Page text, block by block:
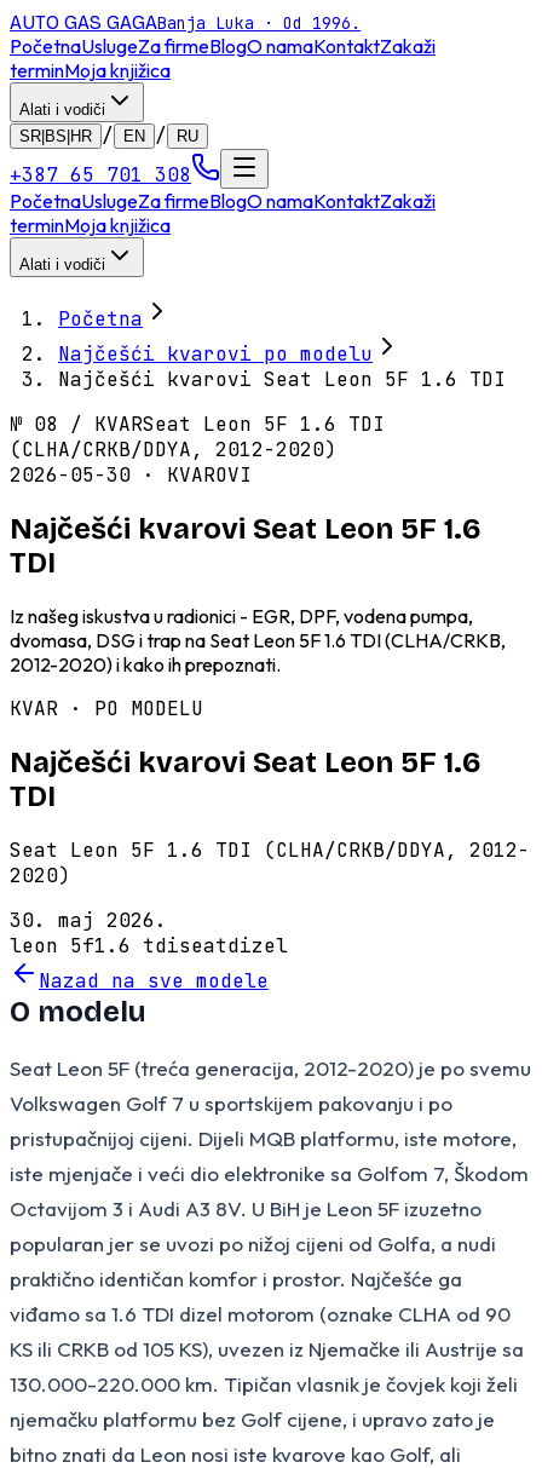
AUTO GAS GAGABanja Luka · Od 1996.
PočetnaUslugeZa firmeBlogO namaKontaktZakaži
terminMoja knjižica
Alati i vodiči
SR|BS|HR
/ EN / RU
+387 65 701 308
PočetnaUslugeZa firmeBlogO namaKontaktZakaži
terminMoja knjižica
Alati i vodiči
Početna
Najčešći kvarovi po modelu
Najčešći kvarovi Seat Leon 5F 1.6 TDI
№ 08 / KVARSeat Leon 5F 1.6 TDI
(CLHA/CRKB/DDYA, 2012-2020)
2026-05-30 · KVAROVI
Najčešći kvarovi Seat Leon 5F 1.6
TDI
Iz našeg iskustva u radionici - EGR, DPF, vodena pumpa,
dvomasa, DSG i trap na Seat Leon 5F 1.6 TDI (CLHA/CRKB,
2012-2020) i kako ih prepoznati.
KVAR · PO MODELU
Najčešći kvarovi Seat Leon 5F 1.6
TDI
Seat Leon 5F 1.6 TDI (CLHA/CRKB/DDYA, 2012-
2020)
30. maj 2026.
leon 5f1.6 tdiseatdizel
Nazad na sve modele
O modelu
Seat Leon 5F (treća generacija, 2012-2020) je po svemu
Volkswagen Golf 7 u sportskijem pakovanju i po
pristupačnijoj cijeni. Dijeli MQB platformu, iste motore,
iste mjenjače i veći dio elektronike sa Golfom 7, Škodom
Octavijom 3 i Audi A3 8V. U BiH je Leon 5F izuzetno
popularan jer se uvozi po nižoj cijeni od Golfa, a nudi
praktično identičan komfor i prostor. Najčešće ga
viđamo sa 1.6 TDI dizel motorom (oznake CLHA od 90
KS ili CRKB od 105 KS), uvezen iz Njemačke ili Austrije sa
130.000-220.000 km. Tipičan vlasnik je čovjek koji želi
njemačku platformu bez Golf cijene, i upravo zato je
bitno znati da Leon nosi iste kvarove kao Golf, ali